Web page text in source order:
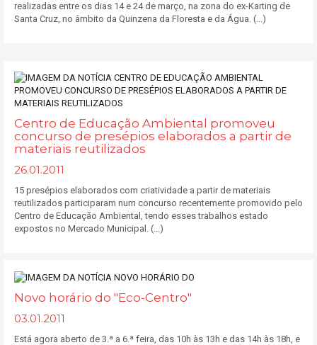
realizadas entre os dias 14 e 24 de março, na zona do ex-Karting de
Santa Cruz, no âmbito da Quinzena da Floresta e da Água. (...)
Centro de Educação Ambiental promoveu
concurso de presépios elaborados a partir de
materiais reutilizados
26.01.2011
15 presépios elaborados com criatividade a partir de materiais
reutilizados participaram num concurso recentemente promovido pelo
Centro de Educação Ambiental, tendo esses trabalhos estado
expostos no Mercado Municipal. (...)
Novo horário do "Eco-Centro"
03.01.2011
Está agora aberto de 3.ª a 6.ª feira, das 10h às 13h e das 14h às 18h, e